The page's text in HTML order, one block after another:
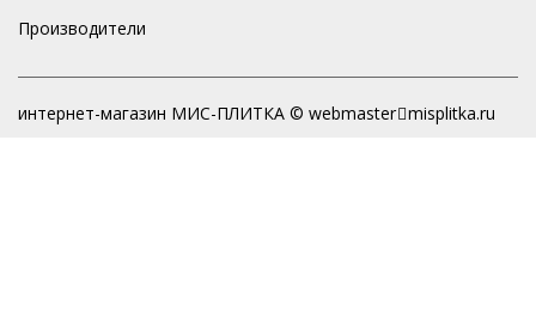
Производители
интернет-магазин МИС-ПЛИТКА © webmaster misplitka.ru